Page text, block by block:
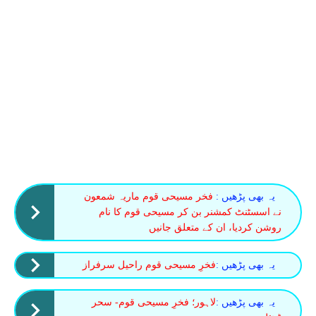
یہ بھی پڑھیں : فخر مسیحی قوم ماریہ شمعون
نے اسسٹنٹ کمشنر بن کر مسیحی قوم کا نام
روشن کردیا، ان کے متعلق جانیں
یہ بھی پڑھیں :فخرِ مسیحی قوم راحیل سرفراز
یہ بھی پڑھیں :لاہور؛ فخرِ مسیحی قوم- سحر